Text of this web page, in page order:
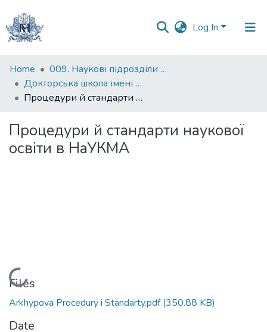
Log In
Communities
&
Collections
Statistics
Home
009. Наукові підрозділи НаУКМА
Докторська школа імені родини Юхименків
Процедури й стандарти наукової освіти в НаУКМА
Процедури й стандарти наукової
освіти в НаУКМА
Loading...
Files
Arkhypova Procedury i Standarty.pdf(350.88 KB)
Date